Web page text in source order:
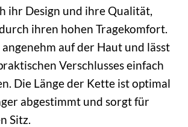
ihr Design und ihre Qualität,
ihren hohen Tragekomfort.
auf der Haut und lässt
Verschlusses einfach
Die Länge der Kette ist optimal
abgestimmt und sorgt für
Sitz.